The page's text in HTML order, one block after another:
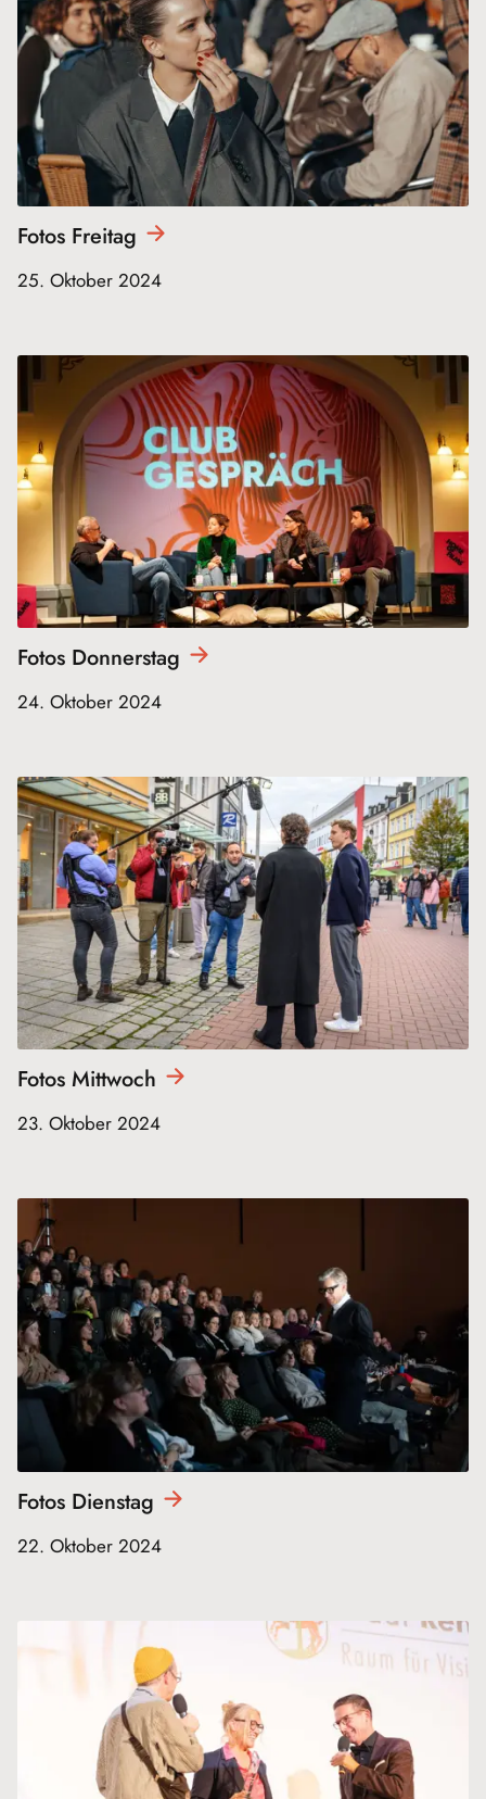
Fotos Freitag
25. Oktober 2024
Fotos Donnerstag
24. Oktober 2024
Fotos Mittwoch
23. Oktober 2024
Fotos Dienstag
22. Oktober 2024